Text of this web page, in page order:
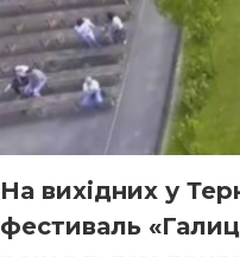
На вихідних у
фестиваль